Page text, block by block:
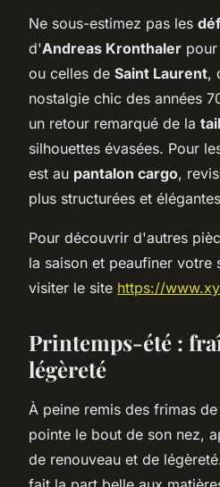
Ne sous-estimez pas les
d'Andreas Kronthaler pour
ou celles de Saint Laurent,
nostalgie chic des années
un retour remarqué de la
silhouettes évasées. Pour
est au pantalon cargo,
plus structurées et
Pour découvrir d'autres
la saison et peaufiner votre
visiter le site https://
Printemps-été :
légèreté
À peine remis des frimas
pointe le bout de son nez,
de renouveau et de